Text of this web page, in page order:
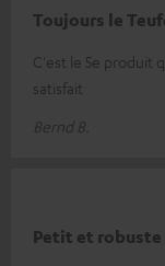
Toujours le
C'est le 5e produit
satisfait
Bernd B.
Petit et